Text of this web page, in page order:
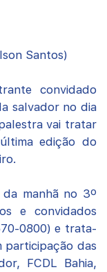
Santos)
convidado
salvador no dia
vai tratar
edição do
manhã no 3º
e convidados
0800) e trata-
participação das
FCDL Bahia,